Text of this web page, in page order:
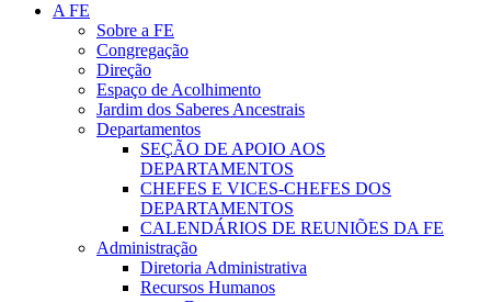
A FE
Sobre a FE
Congregação
Direção
Espaço de Acolhimento
Jardim dos Saberes Ancestrais
Departamentos
SEÇÃO DE APOIO AOS
DEPARTAMENTOS
CHEFES E VICES-CHEFES DOS
DEPARTAMENTOS
CALENDÁRIOS DE REUNIÕES DA FE
Administração
Diretoria Administrativa
Recursos Humanos